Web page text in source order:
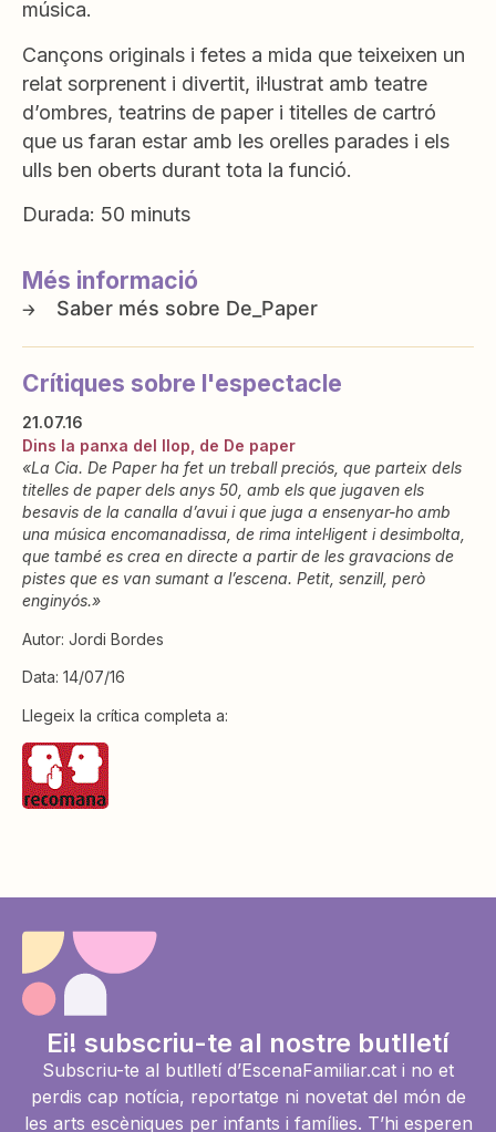
música.
Cançons originals i fetes a mida que teixeixen un
relat sorprenent i divertit, il·lustrat amb teatre
d’ombres, teatrins de paper i titelles de cartró
que us faran estar amb les orelles parades i els
ulls ben oberts durant tota la funció.
Durada: 50 minuts
Més informació
De_Paper
Crítiques sobre l'espectacle
21.07.16
Dins la panxa del llop, de De paper
«La Cia. De Paper ha fet un treball preciós, que parteix dels
titelles de paper dels anys 50, amb els que jugaven els
besavis de la canalla d’avui i que juga a ensenyar-ho amb
una música encomanadissa, de rima intel·ligent i desimbolta,
que també es crea en directe a partir de les gravacions de
pistes que es van sumant a l’escena. Petit, senzill, però
enginyós.»
Autor: Jordi Bordes
Data: 14/07/16
Llegeix la crítica completa a:
Ei! subscriu-te al nostre butlletí
Subscriu-te al butlletí d’EscenaFamiliar.cat i no et
perdis cap notícia, reportatge ni novetat del món de
les arts escèniques per infants i famílies. T’hi esperen